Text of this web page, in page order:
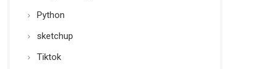
Python
sketchup
Tiktok